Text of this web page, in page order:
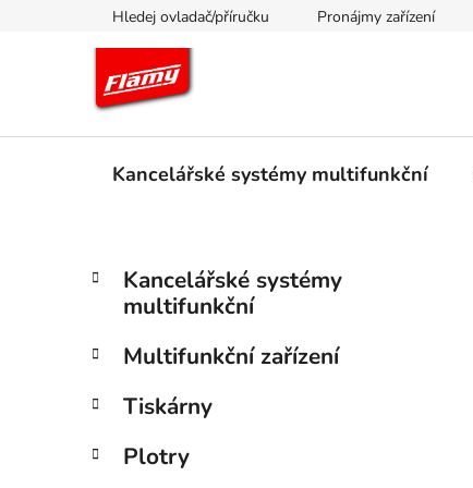
Hledej ovladač/příručku Pronájmy zařízení
Kancelářské systémy multifunkční
P
t
a
n
Přeskočit
kategorie
K
a
g
r
e
Kancelářské systémy
multifunkční
Multifunkční zařízení
Tiskárny
Plotry